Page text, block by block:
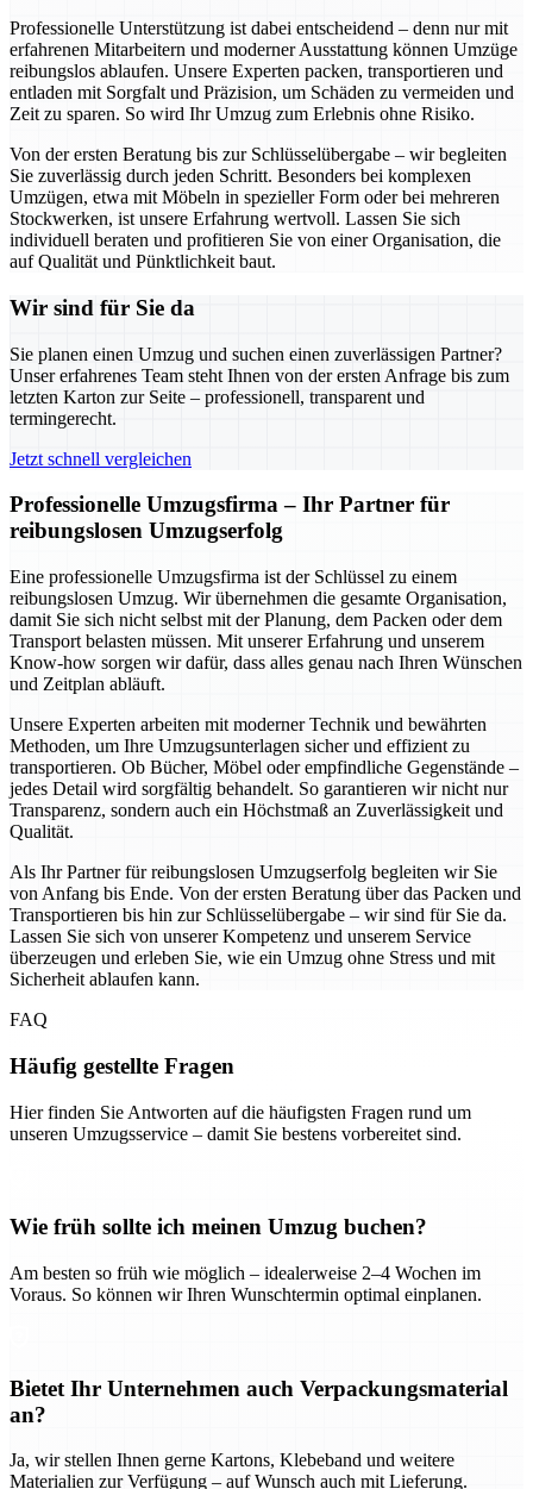
Professionelle Unterstützung ist dabei entscheidend – denn nur mit
erfahrenen Mitarbeitern und moderner Ausstattung können Umzüge
reibungslos ablaufen. Unsere Experten packen, transportieren und
entladen mit Sorgfalt und Präzision, um Schäden zu vermeiden und
Zeit zu sparen. So wird Ihr Umzug zum Erlebnis ohne Risiko.
Von der ersten Beratung bis zur Schlüsselübergabe – wir begleiten
Sie zuverlässig durch jeden Schritt. Besonders bei komplexen
Umzügen, etwa mit Möbeln in spezieller Form oder bei mehreren
Stockwerken, ist unsere Erfahrung wertvoll. Lassen Sie sich
individuell beraten und profitieren Sie von einer Organisation, die
auf Qualität und Pünktlichkeit baut.
Wir sind für Sie da
Sie planen einen Umzug und suchen einen zuverlässigen Partner?
Unser erfahrenes Team steht Ihnen von der ersten Anfrage bis zum
letzten Karton zur Seite – professionell, transparent und
termingerecht.
Jetzt schnell vergleichen
Professionelle Umzugsfirma – Ihr Partner für
reibungslosen Umzugserfolg
Eine professionelle Umzugsfirma ist der Schlüssel zu einem
reibungslosen Umzug. Wir übernehmen die gesamte Organisation,
damit Sie sich nicht selbst mit der Planung, dem Packen oder dem
Transport belasten müssen. Mit unserer Erfahrung und unserem
Know-how sorgen wir dafür, dass alles genau nach Ihren Wünschen
und Zeitplan abläuft.
Unsere Experten arbeiten mit moderner Technik und bewährten
Methoden, um Ihre Umzugsunterlagen sicher und effizient zu
transportieren. Ob Bücher, Möbel oder empfindliche Gegenstände –
jedes Detail wird sorgfältig behandelt. So garantieren wir nicht nur
Transparenz, sondern auch ein Höchstmaß an Zuverlässigkeit und
Qualität.
Als Ihr Partner für reibungslosen Umzugserfolg begleiten wir Sie
von Anfang bis Ende. Von der ersten Beratung über das Packen und
Transportieren bis hin zur Schlüsselübergabe – wir sind für Sie da.
Lassen Sie sich von unserer Kompetenz und unserem Service
überzeugen und erleben Sie, wie ein Umzug ohne Stress und mit
Sicherheit ablaufen kann.
FAQ
Häufig gestellte Fragen
Hier finden Sie Antworten auf die häufigsten Fragen rund um
unseren Umzugsservice – damit Sie bestens vorbereitet sind.
Wie früh sollte ich meinen Umzug buchen?
Am besten so früh wie möglich – idealerweise 2–4 Wochen im
Voraus. So können wir Ihren Wunschtermin optimal einplanen.
Bietet Ihr Unternehmen auch Verpackungsmaterial
an?
Ja, wir stellen Ihnen gerne Kartons, Klebeband und weitere
Materialien zur Verfügung – auf Wunsch auch mit Lieferung.